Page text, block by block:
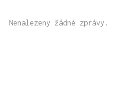
Nenalezeny žádné zprávy.